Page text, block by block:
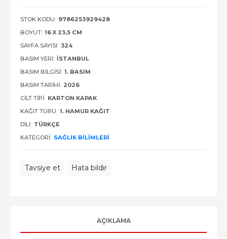
STOK KODU: 9786253929428
BOYUT: 16 X 23,5 CM
SAYFA SAYISI: 324
BASIM YERI: İSTANBUL
BASIM BILGISI: 1. BASIM
BASIM TARIHI: 2026
CILT TIPI: KARTON KAPAK
KAĞIT TÜRÜ: 1. HAMUR KAĞIT
DILI: TÜRKÇE
KATEGORI: SAĞLIK BILIMLERI
Tavsiye et Hata bildir
AÇIKLAMA